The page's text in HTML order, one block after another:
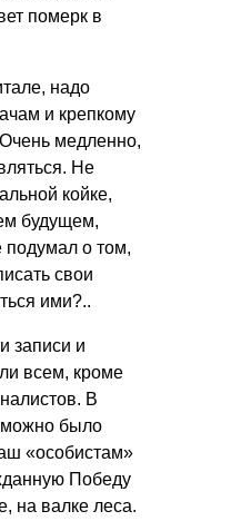
померк в
надо
и крепкому
медленно,
Не
койке,
будущем,
о том,
свои
ими?..
записи и
всем, кроме
В
можно было
«особистам»
Победу
на валке леса.